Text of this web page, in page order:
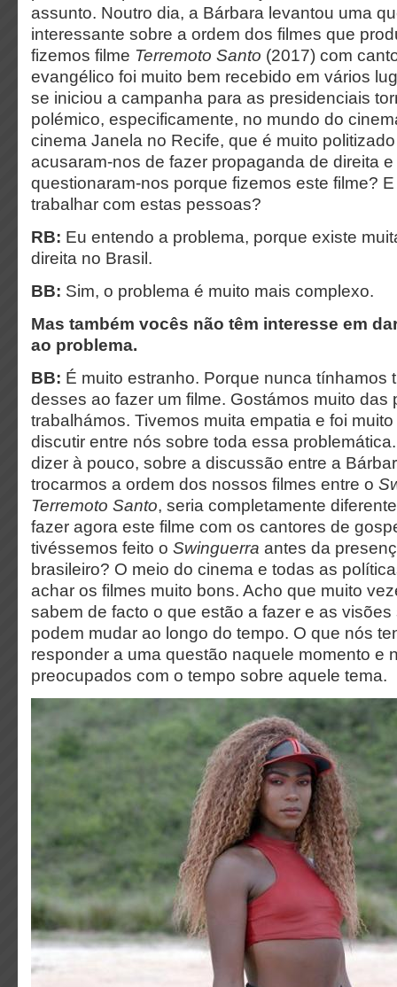
assunto. Noutro dia, a Bárbara levantou uma
interessante sobre a ordem dos filmes que
fizemos filme Terremoto Santo (2017) com
evangélico foi muito bem recebido em vários
se iniciou a campanha para as presidenciais
polémico, especificamente, no mundo do
cinema Janela no Recife, que é muito
acusaram-nos de fazer propaganda de direita
questionaram-nos porque fizemos este filme?
trabalhar com estas pessoas?
RB: Eu entendo a problema, porque existe
direita no Brasil.
BB: Sim, o problema é muito mais complexo.
Mas também vocês não têm interesse em
ao problema.
BB: É muito estranho. Porque nunca tínhamos
desses ao fazer um filme. Gostámos muito das
trabalhámos. Tivemos muita empatia e foi
discutir entre nós sobre toda essa
dizer à pouco, sobre a discussão entre a
trocarmos a ordem dos nossos filmes entre o
Terremoto Santo, seria completamente
fazer agora este filme com os cantores de
tivéssemos feito o Swinguerra antes da
brasileiro? O meio do cinema e todas as
achar os filmes muito bons. Acho que muito
sabem de facto o que estão a fazer e as
podem mudar ao longo do tempo. O que nós
responder a uma questão naquele momento e
preocupados com o tempo sobre aquele tema.